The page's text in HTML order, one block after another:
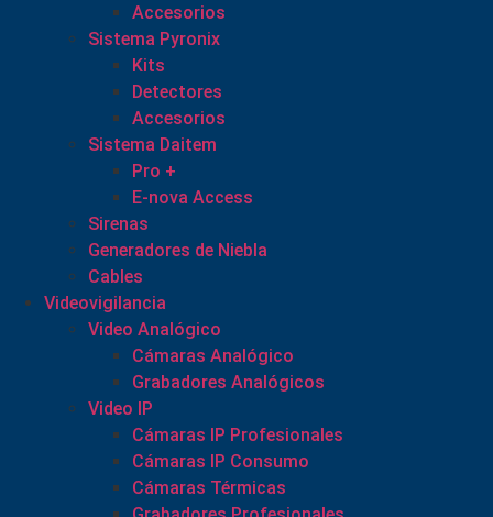
Accesorios
Sistema Pyronix
Kits
Detectores
Accesorios
Sistema Daitem
Pro +
E-nova Access
Sirenas
Generadores de Niebla
Cables
Videovigilancia
Video Analógico
Cámaras Analógico
Grabadores Analógicos
Video IP
Cámaras IP Profesionales
Cámaras IP Consumo
Cámaras Térmicas